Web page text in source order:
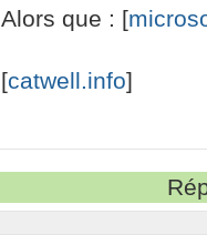
Alors que : [
[catwell.info]